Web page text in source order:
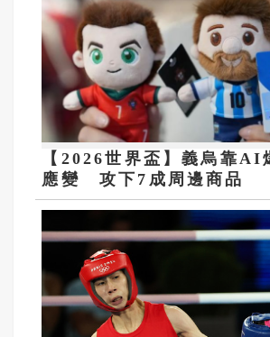
【2026世界盃】義烏靠AI
應變 攻下7成周邊商品